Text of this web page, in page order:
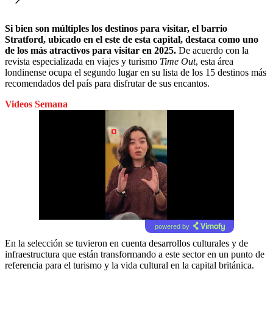
Si bien son múltiples los destinos para visitar, el barrio
Stratford, ubicado en el este de esta capital, destaca como uno
de los más atractivos para visitar en 2025. De acuerdo con la
revista especializada en viajes y turismo Time Out, esta área
londinense ocupa el segundo lugar en su lista de los 15 destinos más
recomendados del país para disfrutar de sus encantos.
Videos Semana
powered by
En la selección se tuvieron en cuenta desarrollos culturales y de
infraestructura que están transformando a este sector en un punto de
referencia para el turismo y la vida cultural en la capital británica.